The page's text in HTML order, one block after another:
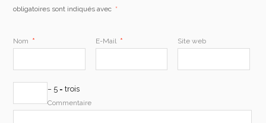
obligatoires sont indiqués avec *
Nom * E-Mail * Site web
− 5 = trois
Commentaire